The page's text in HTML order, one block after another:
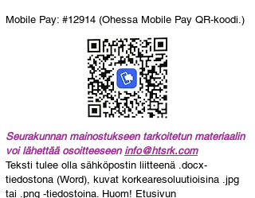
Mobile Pay: #12914 (Ohessa Mobile Pay QR-koodi.)
Seurakunnan mainostukseen tarkoitetun materiaalin
voi lähettää osoitteeseen info@htsrk.com
Teksti tulee olla sähköpostin liitteenä .docx-
tiedostona (Word), kuvat korkearesoluutioisina .jpg
tai .png -tiedostoina. Huom! Etusivun